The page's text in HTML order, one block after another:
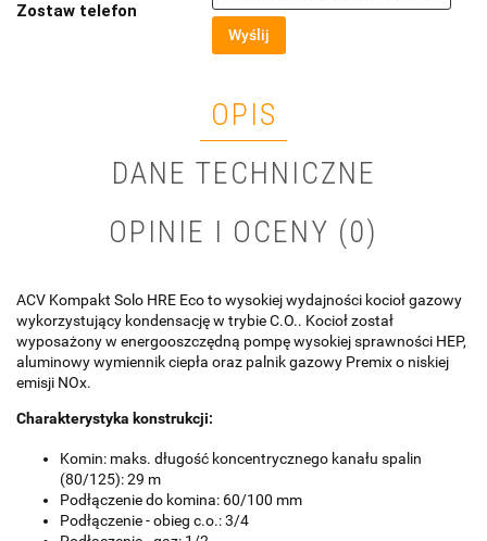
Zostaw telefon
Wyślij
OPIS
DANE TECHNICZNE
OPINIE I OCENY (0)
ACV Kompakt Solo HRE Eco to wysokiej wydajności kocioł gazowy
wykorzystujący kondensację w trybie C.O.. Kocioł został
wyposażony w energooszczędną pompę wysokiej sprawności HEP,
aluminowy wymiennik ciepła oraz palnik gazowy Premix o niskiej
emisji NOx.
Charakterystyka konstrukcji:
Komin: maks. długość koncentrycznego kanału spalin
(80/125): 29 m
Podłączenie do komina: 60/100 mm
Podłączenie - obieg c.o.: 3/4